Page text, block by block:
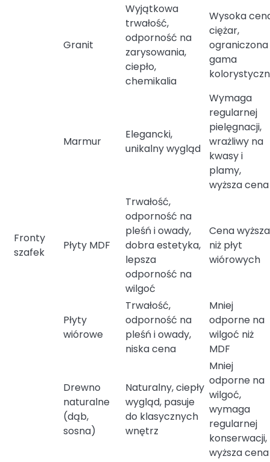
Granit
Wyjątkowa
trwałość,
odporność na
zarysowania,
ciepło,
chemikalia
Wysoka
ciężar,
ograniczona
gama
Marmur
Elegancki,
unikalny wygląd
Wymaga
regularnej
pielęgnacji,
wrażliwy na
kwasy i
plamy,
wyższa cena
Fronty
szafek
Płyty MDF
Trwałość,
odporność na
pleśń i owady,
dobra estetyka,
lepsza
odporność na
wilgoć
Cena wyższa
niż płyt
wiórowych
Płyty
wiórowe
Trwałość,
odporność na
pleśń i owady,
niska cena
Mniej
odporne na
wilgoć niż
MDF
Drewno
naturalne
(dąb,
sosna)
Naturalny, ciepły
wygląd, pasuje
do klasycznych
wnętrz
Mniej
odporne na
wilgoć,
wymaga
regularnej
konserwacji,
wyższa cena